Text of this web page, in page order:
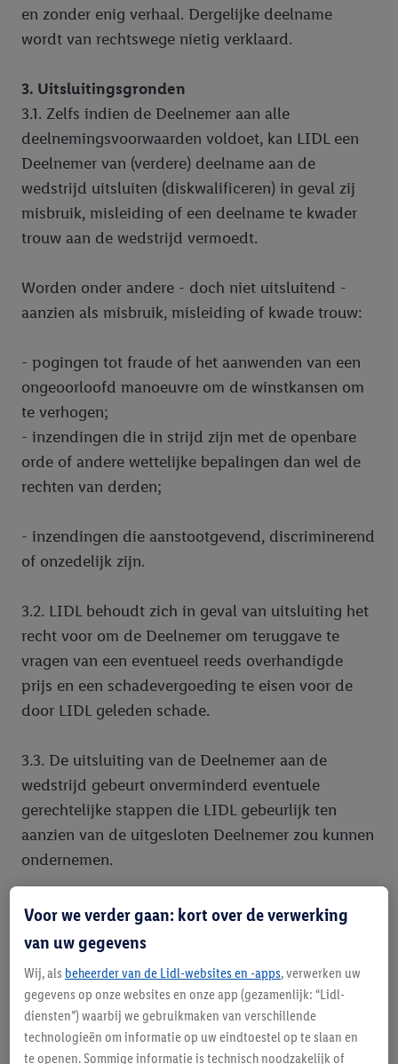
en zonder enig verhaal. Dergelijke deelname
wordt van rechtswege nietig verklaard.
3. Uitsluitingsgronden
3.1. Zelfs indien de Deelnemer aan alle
deelnemingsvoorwaarden voldoet, kan LIDL een
Deelnemer van (verdere) deelname aan de
wedstrijd uitsluiten (diskwalificeren) in geval zij
misbruik, misleiding of een deelname te kwader
trouw aan de wedstrijd vermoedt.
Worden onder andere - doch niet uitsluitend -
aanzien als misbruik, misleiding of kwade trouw:
- pogingen tot fraude of het aanwenden van een
ongeoorloofd manoeuvre om de winstkansen om
te verhogen;
- inzendingen die in strijd zijn met de openbare
orde of andere wettelijke bepalingen dan wel de
rechten van derden;
- inzendingen die aanstootgevend, discriminerend
of onzedelijk zijn.
3.2. LIDL behoudt zich in geval van uitsluiting het
recht voor om de Deelnemer om teruggave te
vragen van een eventueel reeds overhandigde
prijs en een schadevergoeding te eisen voor de
door LIDL geleden schade.
3.3. De uitsluiting van de Deelnemer aan de
wedstrijd gebeurt onverminderd eventuele
gerechtelijke stappen die LIDL gebeurlijk ten
aanzien van de uitgesloten Deelnemer zou kunnen
ondernemen.
4. Wedstrijdverloop
wedstrijd bepaald. In geval van een
schiftingsvraag is een antwoord op deze
schiftingsvraag verplicht om geldig te kunnen
deelnemen aan de wedstrijd.
Voor we verder gaan: kort over de verwerking
van uw gegevens
Wij, als beheerder van de Lidl-websites en -apps, verwerken uw
gegevens op onze websites en onze app (gezamenlijk: “Lidl-
diensten”) waarbij we gebruikmaken van verschillende
technologieën om informatie op uw eindtoestel op te slaan en
te openen. Sommige informatie is technisch noodzakelijk of